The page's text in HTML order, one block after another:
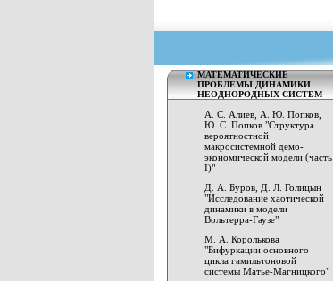
МАТЕМАТИЧЕСКИЕ
ПРОБЛЕМЫ ДИНАМИКИ
НЕОДНОРОДНЫХ СИСТЕМ
А. С. Алиев, А. Ю. Попков,
Ю. С. Попков "Структура
вероятностной
макросистемной демо-
экономической модели (часть
I)"
Д. А. Буров, Д. Л. Голицын
"Исследование хаотической
динамики в модели
Вольтерра-Гаузе"
М. А. Королькова
"Бифуркации основного
цикла гамильтоновой
системы Матье-Магницкого"